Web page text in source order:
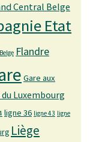
Central Belge
Etat
Flandre
Gare aux
Luxembourg
ligne 36 ligne 43 ligne
Liège